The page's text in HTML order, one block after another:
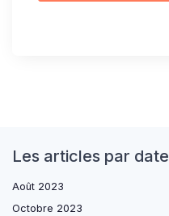
Les articles par date
Août 2023
Octobre 2023